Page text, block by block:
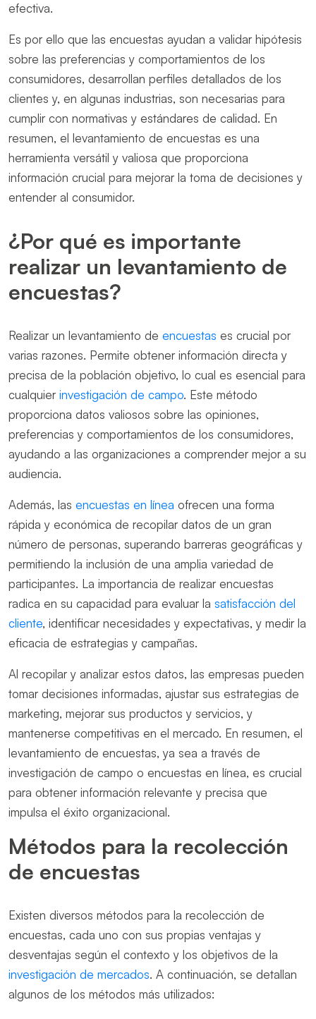
efectiva.
Es por ello que las encuestas ayudan a validar hipótesis
sobre las preferencias y comportamientos de los
consumidores, desarrollan perfiles detallados de los
clientes y, en algunas industrias, son necesarias para
cumplir con normativas y estándares de calidad. En
resumen, el levantamiento de encuestas es una
herramienta versátil y valiosa que proporciona
información crucial para mejorar la toma de decisiones y
entender al consumidor.
¿Por qué es importante
realizar un levantamiento de
encuestas?
Realizar un levantamiento de encuestas es crucial por
varias razones. Permite obtener información directa y
precisa de la población objetivo, lo cual es esencial para
cualquierinvestigación de campo. Este método
proporciona datos valiosos sobre las opiniones,
preferencias y comportamientos de los consumidores,
ayudando a las organizaciones a comprender mejor a su
audiencia.
Además, las encuestas en línea ofrecen una forma
rápida y económica de recopilar datos de un gran
número de personas, superando barreras geográficas y
permitiendo la inclusión de una amplia variedad de
participantes. La importancia de realizar encuestas
radica en su capacidad para evaluar la satisfacción del
cliente, identificar necesidades y expectativas, y medir la
eficacia de estrategias y campañas.
Al recopilar y analizar estos datos, las empresas pueden
tomar decisiones informadas, ajustar sus estrategias de
marketing, mejorar sus productos y servicios, y
mantenerse competitivas en el mercado. En resumen, el
levantamiento de encuestas, ya sea a través de
investigación de campo o encuestas en línea, es crucial
para obtener información relevante y precisa que
impulsa el éxito organizacional.
Métodos para la recolección
de encuestas
Existen diversos métodos para la recolección de
encuestas, cada uno con sus propias ventajas y
desventajas según el contexto y los objetivos de la
investigación de mercados. A continuación, se detallan
algunos de los métodos más utilizados: